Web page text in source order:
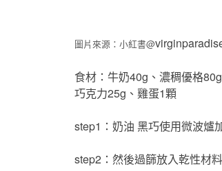
圖片來源：小紅書@
食材：牛奶40g、濃稠優格
巧克力25g、雞蛋1顆
step1：奶油 黑巧使用微波爐
step2：然後過篩放入乾性材